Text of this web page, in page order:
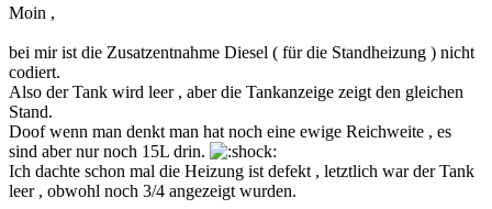
Moin ,
bei mir ist die Zusatzentnahme Diesel ( für die Standheizung ) nicht
codiert.
Also der Tank wird leer , aber die Tankanzeige zeigt den gleichen
Stand.
Doof wenn man denkt man hat noch eine ewige Reichweite , es
sind aber nur noch 15L drin.
Ich dachte schon mal die Heizung ist defekt , letztlich war der Tank
leer , obwohl noch 3/4 angezeigt wurden.